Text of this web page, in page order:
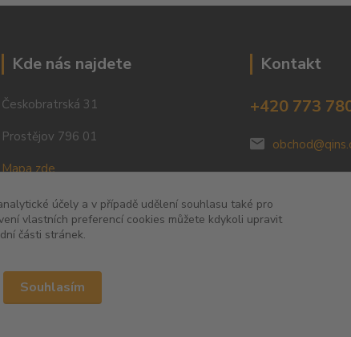
Kde nás najdete
Českobratrská 31
Prostějov 796 01
Mapa zde
Kontakt
+420 773
účely a v případě udělení souhlasu také pro
vlastních preferencí cookies můžete kdykoli upravit
části stránek.
Souhlasím